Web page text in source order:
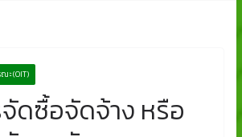
ะ (OIT)
ดซื้อจัดจ้าง หรือ